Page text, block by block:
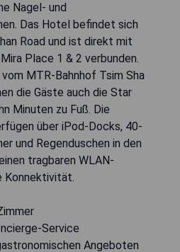
Nagel- und
Das Hotel befindet sich
Road und ist direkt mit
Place 1 & 2 verbunden.
MTR-Bahnhof Tsim Sha
die Gäste auch die Star
Minuten zu Fuß. Die
über iPod-Docks, 40-
und Regenduschen in den
tragbaren WLAN-
Konnektivität.
Service
Angeboten